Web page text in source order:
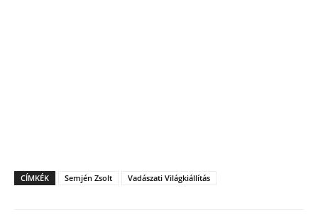
CÍMKÉK Semjén Zsolt Vadászati Világkiállítás